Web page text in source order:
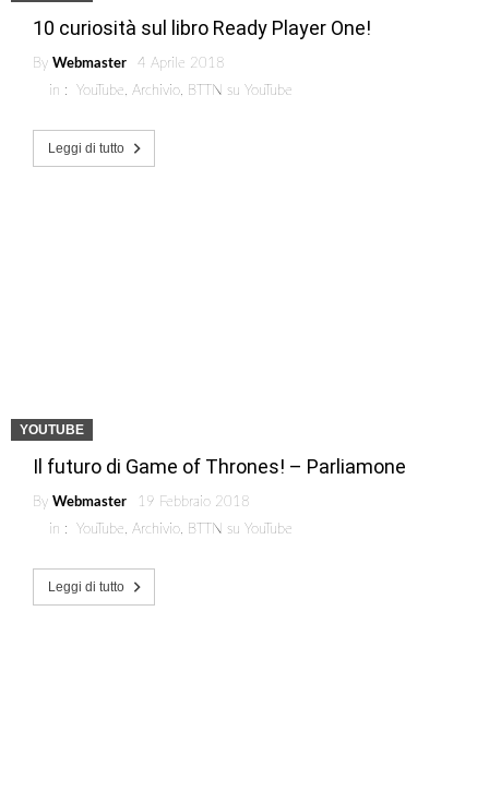
10 curiosità sul libro Ready Player One!
By Webmaster
4 Aprile 2018
in : YouTube Archivio BTTN su YouTube
Leggi di tutto
YOUTUBE
Il futuro di Game of Thrones! – Parliamone
By Webmaster
19 Febbraio 2018
in : YouTube, Archivio, BTTN su YouTube
Leggi di tutto